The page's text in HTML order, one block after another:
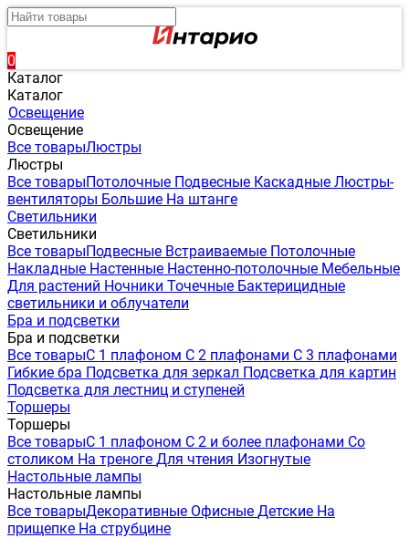
0
Каталог
Каталог
Освещение
Освещение
Все товарыЛюстры
Люстры
Все товарыПотолочные Подвесные Каскадные Люстры-
вентиляторы Большие На штанге
Светильники
Светильники
Все товарыПодвесные Встраиваемые Потолочные
Накладные Настенные Настенно-потолочные Мебельные
Для растений Ночники Точечные Бактерицидные
светильники и облучатели
Бра и подсветки
Бра и подсветки
Все товарыС 1 плафоном С 2 плафонами С 3 плафонами
Гибкие бра Подсветка для зеркал Подсветка для картин
Подсветка для лестниц и ступеней
Торшеры
Торшеры
Все товарыС 1 плафоном С 2 и более плафонами Со
столиком На треноге Для чтения Изогнутые
Настольные лампы
Настольные лампы
Все товарыДекоративные Офисные Детские На
прищепке На струбцине